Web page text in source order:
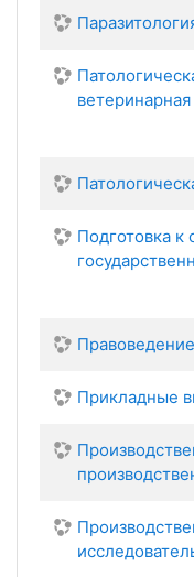
Подготовка к
Правоведение
Прикладные